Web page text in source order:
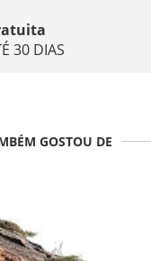
30 DIAS
GOSTOU DE